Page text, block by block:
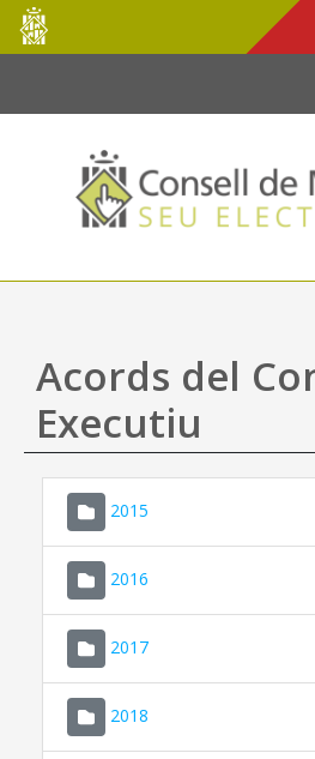
Salta al contingut principal
Consell
de
Mallorca
Acords del
Executiu
2015
2016
2017
2018